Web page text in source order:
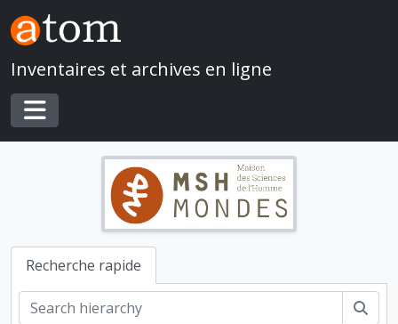
Skip to main content
Inventaires et archives en ligne
Toggle navigation
Recherche rapide